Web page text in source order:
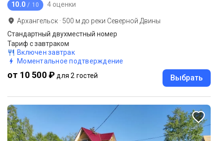
10.0 / 10 4 оценки
Архангельск · 500 м до реки Северной Двины
Стандартный двухместный номер
Тариф с завтраком
Включен завтрак
Моментальное подтверждение
от 10 500 ₽ для 2 гостей Выбрать